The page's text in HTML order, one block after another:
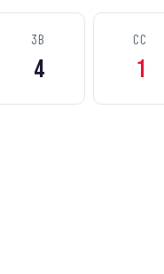
3B
4
CC
1